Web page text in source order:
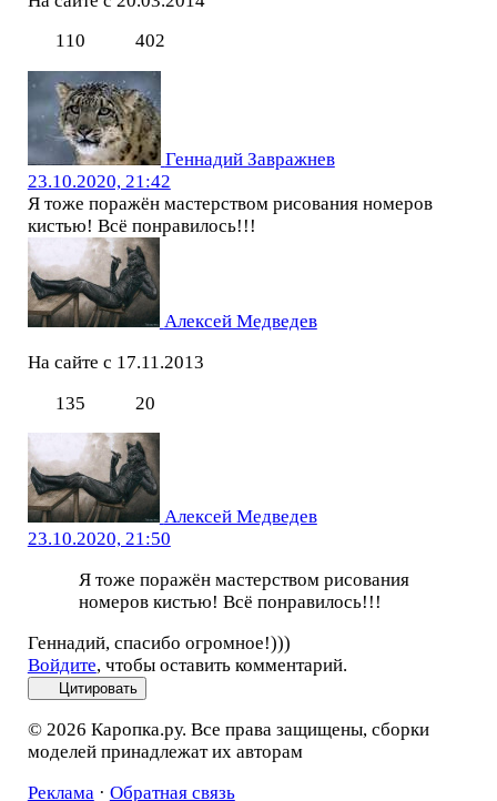
110
402
Геннадий Завражнев
23.10.2020, 21:42
Я тоже поражён мастерством рисования номеров
кистью! Всё понравилось!!!
Алексей Медведев
На сайте с 17.11.2013
135
20
Алексей Медведев
23.10.2020, 21:50
Я тоже поражён мастерством рисования
номеров кистью! Всё понравилось!!!
Геннадий, спасибо огромное!)))
Войдите, чтобы оставить комментарий.
Цитировать
© 2026 Каропка.ру. Все права защищены, сборки
моделей принадлежат их авторам
Реклама · Обратная связь